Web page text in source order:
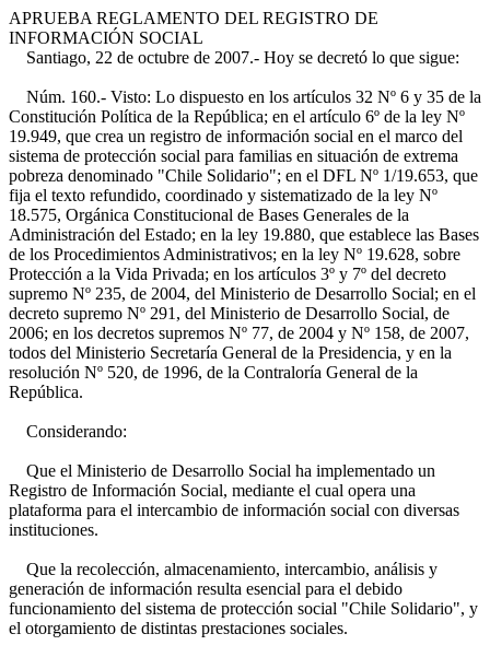
APRUEBA REGLAMENTO DEL REGISTRO DE
INFORMACIÓN SOCIAL
Santiago, 22 de octubre de 2007.- Hoy se decretó lo que sigue:
Núm. 160.- Visto: Lo dispuesto en los artículos 32 Nº 6 y 35 de la
Constitución Política de la República; en el artículo 6º de la ley Nº
19.949, que crea un registro de información social en el marco del
sistema de protección social para familias en situación de extrema
pobreza denominado "Chile Solidario"; en el DFL Nº 1/19.653, que
fija el texto refundido, coordinado y sistematizado de la ley Nº
18.575, Orgánica Constitucional de Bases Generales de la
Administración del Estado; en la ley 19.880, que establece las Bases
de los Procedimientos Administrativos; en la ley Nº 19.628, sobre
Protección a la Vida Privada; en los artículos 3º y 7º del decreto
supremo Nº 235, de 2004, del Ministerio de Desarrollo Social; en el
decreto supremo Nº 291, del Ministerio de Desarrollo Social, de
2006; en los decretos supremos Nº 77, de 2004 y Nº 158, de 2007,
todos del Ministerio Secretaría General de la Presidencia, y en la
resolución Nº 520, de 1996, de la Contraloría General de la
República.
Considerando:
Que el Ministerio de Desarrollo Social ha implementado un
Registro de Información Social, mediante el cual opera una
plataforma para el intercambio de información social con diversas
instituciones.
Que la recolección, almacenamiento, intercambio, análisis y
generación de información resulta esencial para el debido
funcionamiento del sistema de protección social "Chile Solidario", y
el otorgamiento de distintas prestaciones sociales.